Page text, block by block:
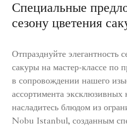
Специальные
сезону цветения
Отпразднуйте элегантность
сакуры на мастер-классе по
в сопровождении нашего
ассортимента эксклюзивных
насладитесь блюдом из
Nobu Istanbul, созданным